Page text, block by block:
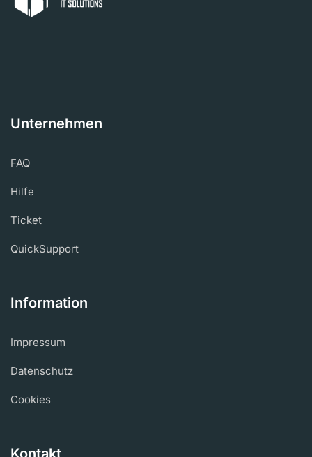
Unternehmen
FAQ
Hilfe
Ticket
QuickSupport
Information
Impressum
Datenschutz
Cookies
Kontakt